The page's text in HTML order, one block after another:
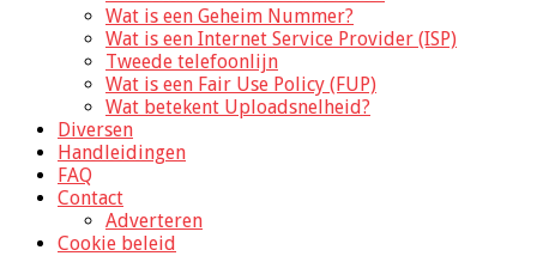
Wat is een Geheim Nummer?
Wat is een Internet Service Provider (ISP)
Tweede telefoonlijn
Wat is een Fair Use Policy (FUP)
Wat betekent Uploadsnelheid?
Diversen
Handleidingen
FAQ
Contact
Adverteren
Cookie beleid